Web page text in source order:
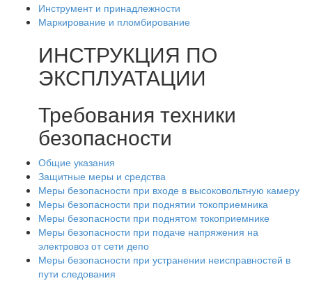
Инструмент и принадлежности
Маркирование и пломбирование
ИНСТРУКЦИЯ ПО
ЭКСПЛУАТАЦИИ
Требования техники
безопасности
Общие указания
Защитные меры и средства
Меры безопасности при входе в высоковольтную камеру
Меры безопасности при поднятии токоприемника
Меры безопасности при поднятом токоприемнике
Меры безопасности при подаче напряжения на
электровоз от сети депо
Меры безопасности при устранении неисправностей в
пути следования